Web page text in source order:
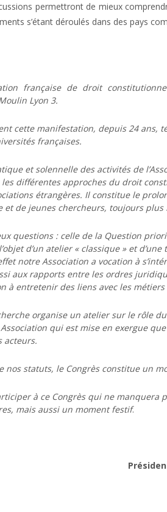
permettront de mieux
s’étant déroulés dans des pays
française de droit
Lyon 3.
cette manifestation, depuis 24
françaises.
et solennelle des activités de
différentes approches du droit
étrangères. Il constitue le
et de jeunes chercheurs, toujours plus
questions : celle de la Question
d’un atelier « classique » et
notre Association a vocation à
aux rapports entre les ordres
à entretenir des liens avec les
organise un atelier sur le rôle
qui est mise en exergue
acteurs.
nos statuts, le Congrès constitue un
à ce Congrès qui ne manquera
mais aussi un moment festif.